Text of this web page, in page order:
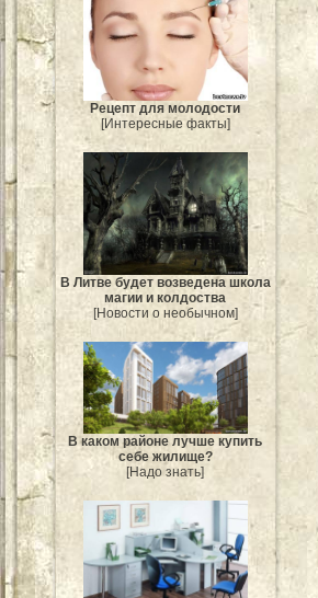
Рецепт для молодости
[Интересные факты]
В Литве будет возведена школа
магии и колдоства
[Новости о необычном]
В каком районе лучше купить
себе жилище?
[Надо знать]